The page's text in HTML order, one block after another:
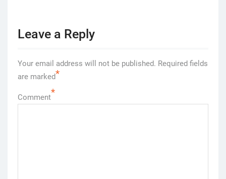
Leave a Reply
Your email address will not be published. Required fields
are marked*
Comment*